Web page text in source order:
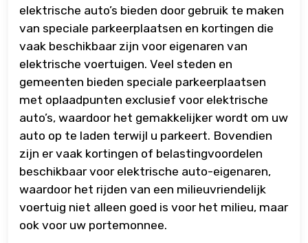
elektrische auto’s bieden door gebruik te maken
van speciale parkeerplaatsen en kortingen die
vaak beschikbaar zijn voor eigenaren van
elektrische voertuigen. Veel steden en
gemeenten bieden speciale parkeerplaatsen
met oplaadpunten exclusief voor elektrische
auto’s, waardoor het gemakkelijker wordt om uw
auto op te laden terwijl u parkeert. Bovendien
zijn er vaak kortingen of belastingvoordelen
beschikbaar voor elektrische auto-eigenaren,
waardoor het rijden van een milieuvriendelijk
voertuig niet alleen goed is voor het milieu, maar
ook voor uw portemonnee.